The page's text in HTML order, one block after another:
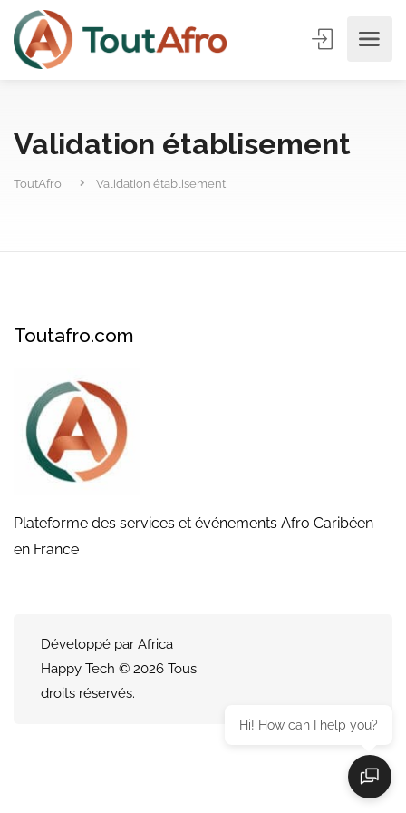
Validation établisement
ToutAfro Validation établisement
Toutafro.com
Plateforme des services et événements Afro Caribéen
en France
Développé par Africa
Happy Tech © 2026 Tous
droits réservés.
Hi! How can I help you?